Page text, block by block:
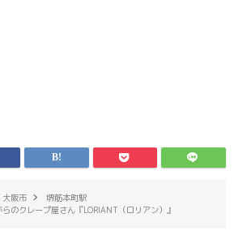
大阪市
堺筋本町駅
のクレープ屋さん『LORIANT（ロリアン）』